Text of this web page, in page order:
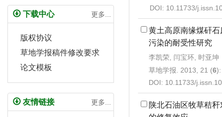
DOI: 10.11733/
黄土高原南缘煤矸
污染的耐受性研究
李凯荣, 闫宝环, 时亚坤
草地学报. 2013, 21 (6
DOI: 10.11733/
陕北石油区牧草秸
下载中心 更多...
版权协议
草地学报稿件修改要求
论文模板
友情链接 更多...